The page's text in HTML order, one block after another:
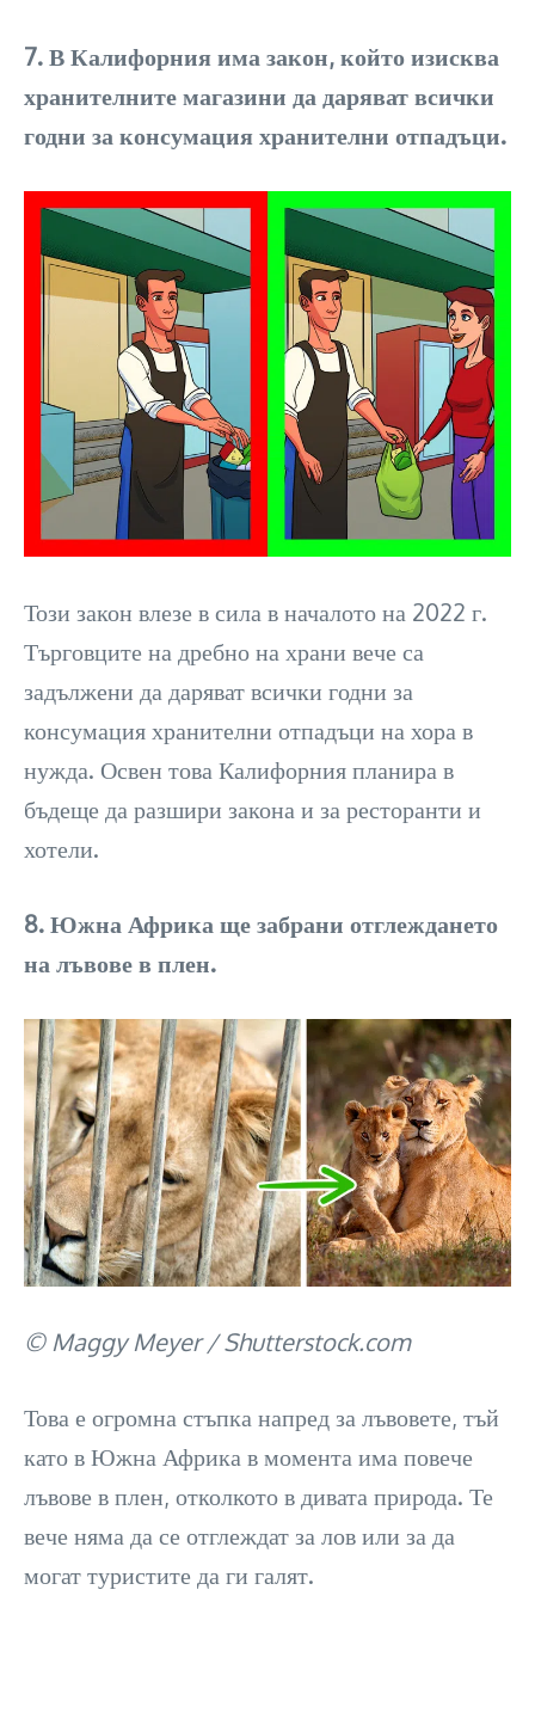
7. В Калифорния има закон, който изисква
хранителните магазини да даряват всички
годни за консумация хранителни отпадъци.
Този закон влезе в сила в началото на 2022 г.
Търговците на дребно на храни вече са
задължени да даряват всички годни за
консумация хранителни отпадъци на хора в
нужда. Освен това Калифорния планира в
бъдеще да разшири закона и за ресторанти и
хотели.
8. Южна Африка ще забрани отглеждането
на лъвове в плен.
© Maggy Meyer / Shutterstock.com
Това е огромна стъпка напред за лъвовете, тъй
като в Южна Африка в момента има повече
лъвове в плен, отколкото в дивата природа. Те
вече няма да се отглеждат за лов или за да
могат туристите да ги галят.